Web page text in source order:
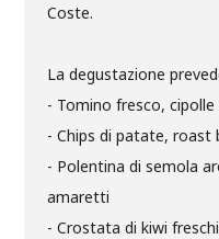
Coste.
La degustazione
- Tomino fresco,
- Chips di patate, roast
- Polentina di semola
amaretti
- Crostata di kiwi